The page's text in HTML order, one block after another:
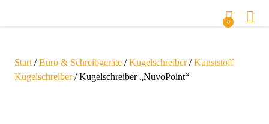
0
Start /Büro & Schreibgeräte /Kugelschreiber/Kunststoff
Kugelschreiber/ Kugelschreiber „NuvoPoint“